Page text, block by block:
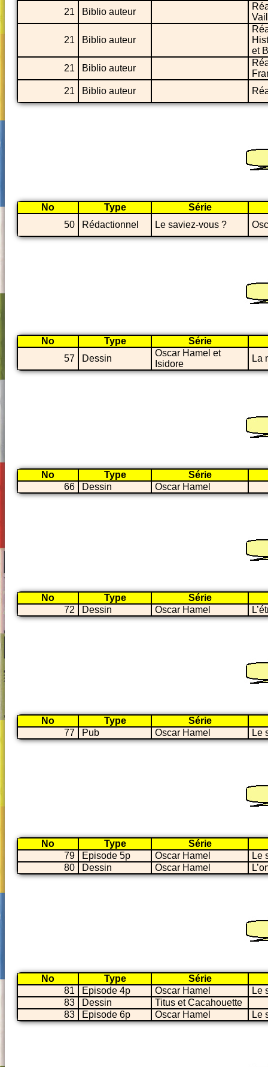
21
Biblio auteur
21 Biblio auteur
et
21
Biblio auteur
21
Biblio auteur
No Type
Série
50
Rédactionnel Le saviez-vous ?
No Type
Série
57
Dessin
Oscar Hamel et
Isidore
La
No Type
Série
66
Dessin Oscar Hamel
No Type
Série
72
Dessin Oscar Hamel
No Type
Série
77
Pub Oscar Hamel Le
No Type
Série
79
Episode 5p Oscar Hamel
Le
80
Dessin Oscar Hamel
No Type
Série
81
Episode 4p Oscar Hamel
Le
83
Dessin
Titus et Cacahouette
83
Episode 6p Oscar Hamel Le